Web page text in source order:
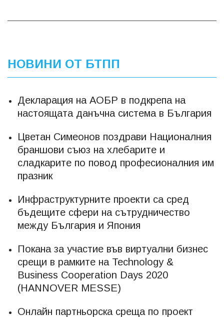
НОВИНИ ОТ БТПП
Декларация на АОБР в подкрепа на
настоящата данъчна система в България
Цветан Симеонов поздрави Националния
браншови съюз на хлебарите и
сладкарите по повод професионалния им
празник
Инфраструктурните проекти са сред
бъдещите сфери на сътрудничество
между България и Япония
Покана за участие във виртуални бизнес
срещи в рамките на Technology &
Business Cooperation Days 2020
(HANNOVER MESSE)
Онлайн партньорска среща по проект